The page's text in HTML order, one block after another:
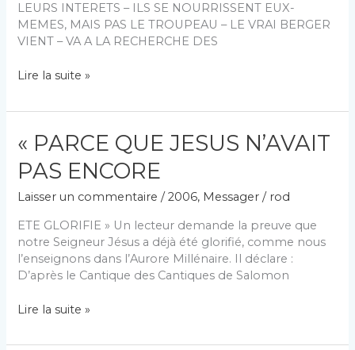
LEURS INTERETS – ILS SE NOURRISSENT EUX-
MEMES, MAIS PAS LE TROUPEAU – LE VRAI BERGER
VIENT – VA A LA RECHERCHE DES
« PROPHETIES
LES
Lire la suite »
« PARCE QUE JESUS N’AVAIT
PAS ENCORE
Laisser un commentaire /2006, Messager / rod
ETE GLORIFIE » Un lecteur demande la preuve que
notre Seigneur Jésus a déjà été glorifié, comme nous
l’enseignons dans l’Aurore Millénaire. Il déclare :
D’après le Cantique des Cantiques de Salomon
« PARCE
JESUS
Lire la suite »